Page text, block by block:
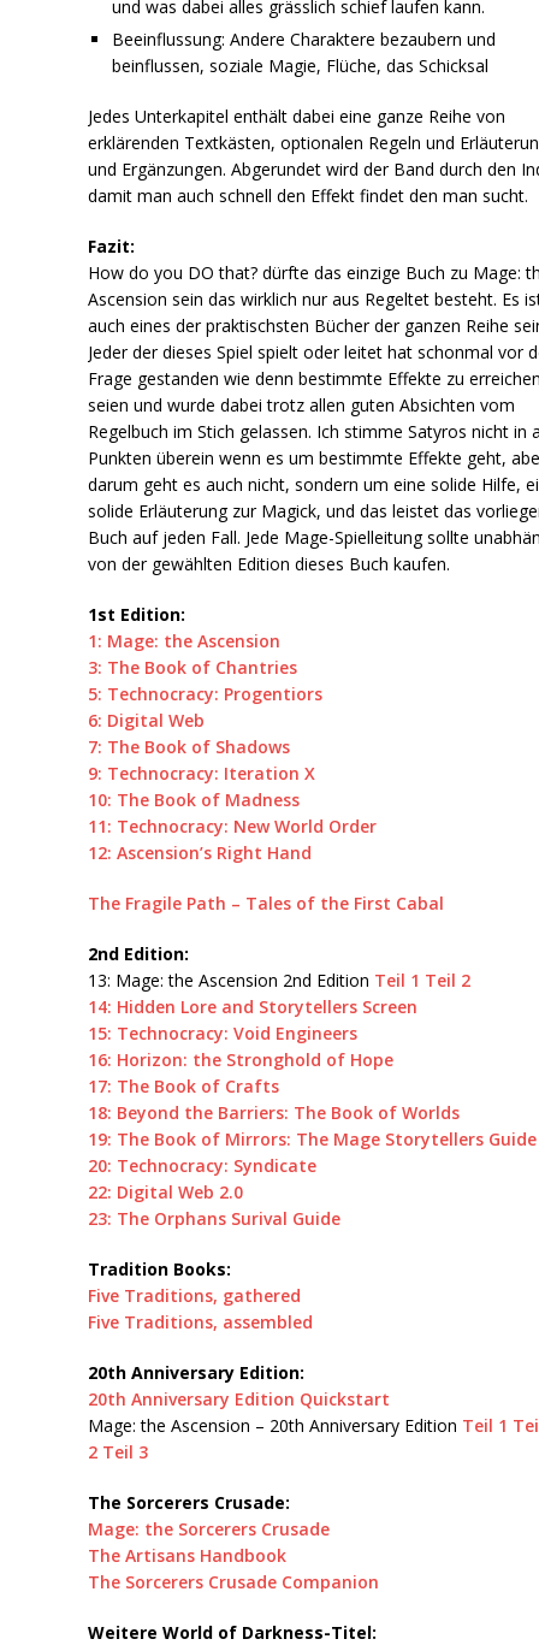
und was dabei alles grässlich schief laufen kann.
Beeinflussung: Andere Charaktere bezaubern und
beinflussen, soziale Magie, Flüche, das Schicksal
Jedes Unterkapitel enthält dabei eine ganze Reihe von
erklärenden Textkästen, optionalen Regeln und
und Ergänzungen. Abgerundet wird der Band durch den
damit man auch schnell den Effekt findet den man sucht.
Fazit:
How do you DO that? dürfte das einzige Buch zu Mage:
Ascension sein das wirklich nur aus Regeltet besteht. Es
auch eines der praktischsten Bücher der ganzen Reihe
Jeder der dieses Spiel spielt oder leitet hat schonmal vor
Frage gestanden wie denn bestimmte Effekte zu
seien und wurde dabei trotz allen guten Absichten vom
Regelbuch im Stich gelassen. Ich stimme Satyros nicht in
Punkten überein wenn es um bestimmte Effekte geht,
darum geht es auch nicht, sondern um eine solide Hilfe,
solide Erläuterung zur Magick, und das leistet das
Buch auf jeden Fall. Jede Mage-Spielleitung sollte
von der gewählten Edition dieses Buch kaufen.
1st Edition:
1: Mage: the Ascension
3: The Book of Chantries
5: Technocracy: Progentiors
6: Digital Web
7: The Book of Shadows
9: Technocracy: Iteration X
10: The Book of Madness
11: Technocracy: New World Order
12: Ascension’s Right Hand
The Fragile Path – Tales of the First Cabal
2nd Edition:
13: Mage: the Ascension 2nd Edition Teil 1 Teil 2
14: Hidden Lore and Storytellers Screen
15: Technocracy: Void Engineers
16: Horizon: the Stronghold of Hope
17: The Book of Crafts
18: Beyond the Barriers: The Book of Worlds
19: The Book of Mirrors: The Mage Storytellers Guide
20: Technocracy: Syndicate
22: Digital Web 2.0
23: The Orphans Surival Guide
Tradition Books:
Five Traditions, gathered
Five Traditions, assembled
20th Anniversary Edition:
20th Anniversary Edition Quickstart
Mage: the Ascension – 20th Anniversary Edition Teil 1
2 Teil 3
The Sorcerers Crusade:
Mage: the Sorcerers Crusade
The Artisans Handbook
The Sorcerers Crusade Companion
Weitere World of Darkness-Titel: